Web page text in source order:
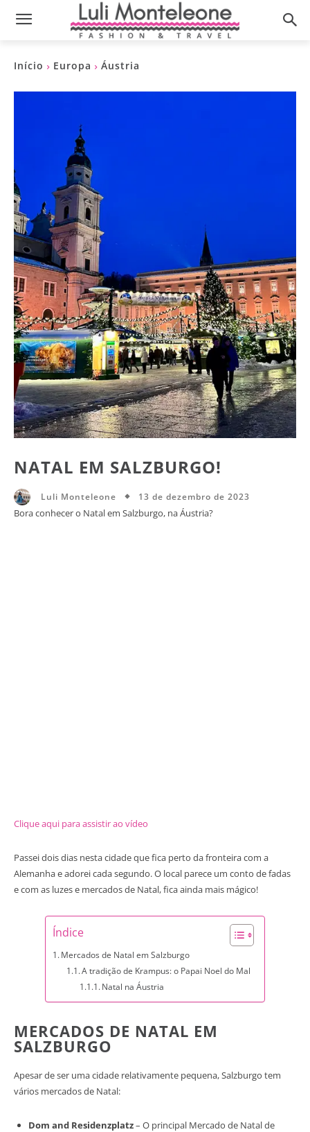
Início Europa Áustria
NATAL EM SALZBURGO!
Luli Monteleone 13 de dezembro de 2023
Bora conhecer o Natal em Salzburgo, na Áustria?
Clique aqui para assistir ao vídeo
Passei dois dias nesta cidade que fica perto da fronteira com a
Alemanha e adorei cada segundo. O local parece um conto de fadas
e com as luzes e mercados de Natal, fica ainda mais mágico!
Índice
Mercados de Natal em Salzburgo
A tradição de Krampus: o Papai Noel do Mal
Natal na Áustria
MERCADOS DE NATAL EM
SALZBURGO
Apesar de ser uma cidade relativamente pequena, Salzburgo tem
vários mercados de Natal:
Dom and Residenzplatz– O principal Mercado de Natal de